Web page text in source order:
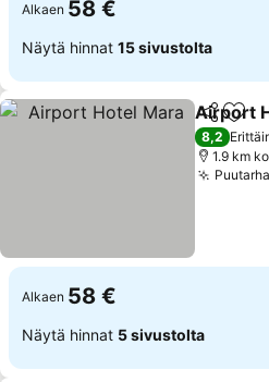
Alkaen 58 €
Näytä hinnat 15 sivustolta
Jaa
Airport
8,2
1.9 km
Alkaen 58 €
Näytä hinnat 5 sivustolta